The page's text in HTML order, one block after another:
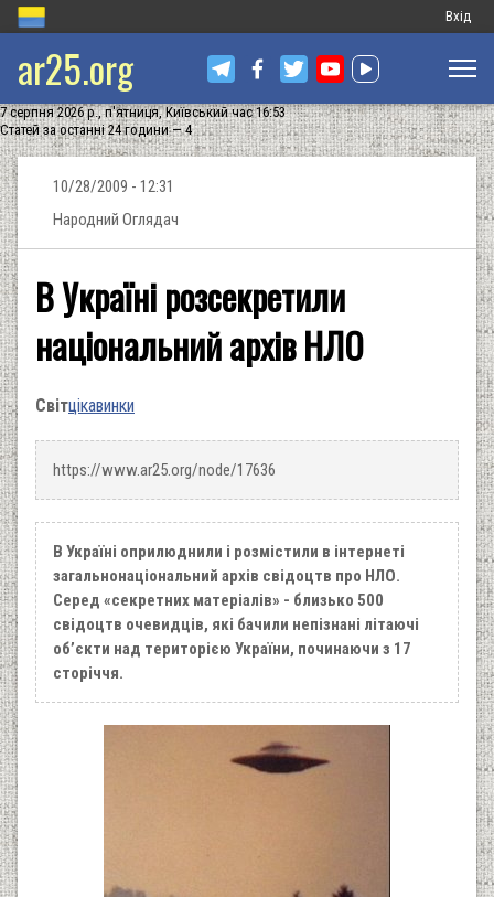
Меню
запису
Вхід
ar25.org
7 серпня 2026 р., п'ятниця, Київський час 16:53
Статей за останні 24 години — 4
10/28/2009 - 12:31
Народний Оглядач
В Україні розсекретили
національний архів НЛО
Світцікавинки
https://www.ar25.org/node/17636
В Україні оприлюднили і розмістили в інтернеті
загальнонаціональний архів свідоцтв про НЛО.
Серед «секретних матеріалів» - близько 500
свідоцтв очевидців, які бачили непізнані літаючі
об’єкти над територією України, починаючи з 17
сторіччя.